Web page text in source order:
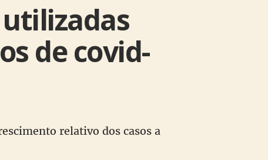
de covid-
relativo dos casos a